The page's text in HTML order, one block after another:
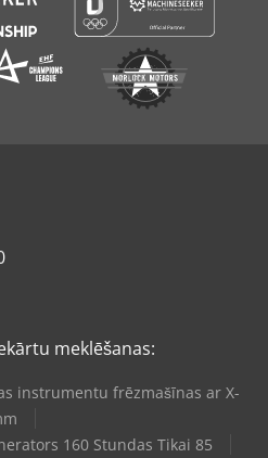
meklēšanas:
instrumentu frēzmašīnas ar X-
160 Stundas Tikai 85